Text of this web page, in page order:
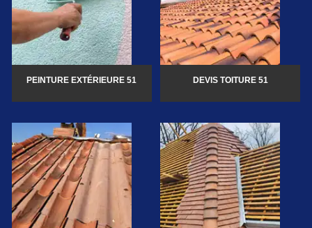
PEINTURE EXTÉRIEURE 51 DEVIS TOITURE 51